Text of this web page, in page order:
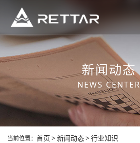
新闻动态
NEWS CENTER
当前位置： 首页 >新闻动态>行业知识